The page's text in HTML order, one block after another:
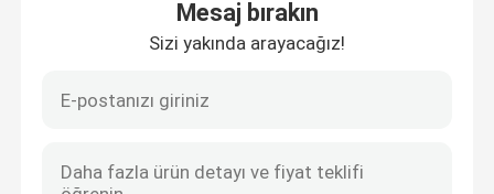
Mesaj bırakın
Sizi yakında arayacağız!